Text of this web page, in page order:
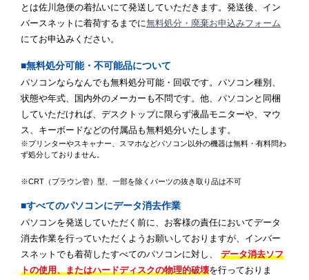
とは佐川急便の着払いにて発送していただきます。発送後、イン
バースネットに着荷するまでに無料処分・廃棄お申込みフォーム
にてお申込みください。
■無料処分可能・不可能品について
パソコンならなんでも無料処分可能・回収です。パソコン種別、
状態や年式、国内外のメーカーも不問です。他、パソコンと同梱
していただければ、デスクトップに限らず液晶モニターや、マウ
ス、キーボードなどの付属品も無料処分いたします。
※プリンターやスキャナー、スマホなどパソコン以外の機器は無料・有料問わ
ず処分しておりません。
※CRT（ブラウン管）型、一部を除くパーツの抜き取り品は不可
■すべてのパソコンにデータ消去作業
パソコンを発送していただく前に、お客様の責任においてデータ
消去作業を行っていただくようお願いしておりますが、インバー
スネットでも着荷したすべてのパソコンに対し、 データ消去ソフ
トの使用、またはハードディスクの物理的破壊を行っておりま